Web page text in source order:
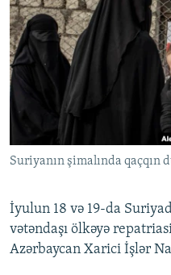
Suriyanın şimalında qaçqın
İyulun 18 və 19-da
vətəndaşı ölkəyə
Azərbaycan Xarici İşlər